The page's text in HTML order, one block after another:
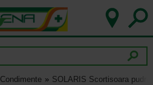
Condimente SOLARIS Scortisoara